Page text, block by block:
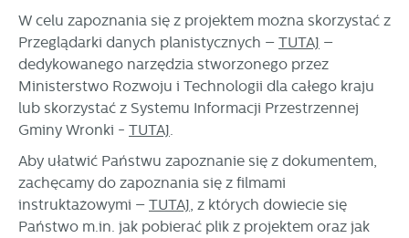
W celu zapoznania się z projektem można skorzystać z
Przeglądarki danych planistycznych – TUTAJ –
dedykowanego narzędzia stworzonego przez
Ministerstwo Rozwoju i Technologii dla całego kraju
lub skorzystać z Systemu Informacji Przestrzennej
Gminy Wronki - TUTAJ.
Aby ułatwić Państwu zapoznanie się z dokumentem,
zachęcamy do zapoznania się z filmami
instruktażowymi – TUTAJ, z których dowiecie się
Państwo m.in. jak pobierać plik z projektem oraz jak